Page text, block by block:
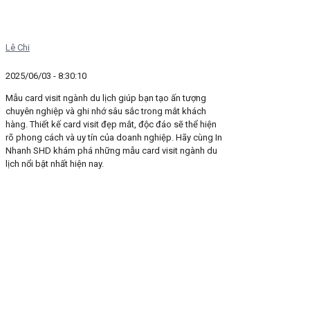
Lê Chi
2025/06/03 - 8:30:10
Mẫu card visit ngành du lịch giúp bạn tạo ấn tượng
chuyên nghiệp và ghi nhớ sâu sắc trong mắt khách
hàng. Thiết kế card visit đẹp mắt, độc đáo sẽ thể hiện
rõ phong cách và uy tín của doanh nghiệp. Hãy cùng In
Nhanh SHD khám phá những mẫu card visit ngành du
lịch nổi bật nhất hiện nay.